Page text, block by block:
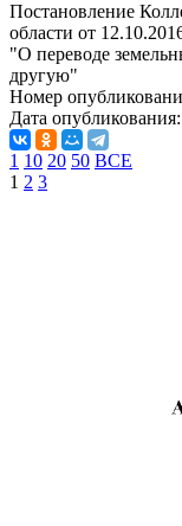
Постановление
области от
"О переводе
другую"
Номер
Дата опубликования:
1 10 20 50 ВСЕ
1 2 3